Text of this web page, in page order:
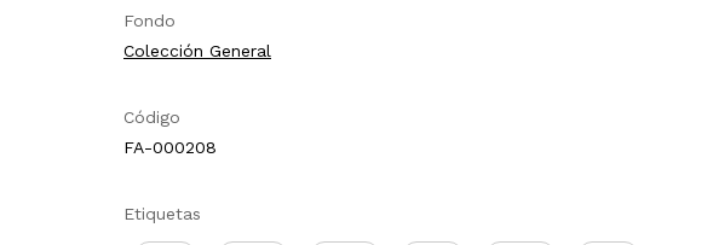
Fondo
Colección General
Código
FA-000208
Etiquetas